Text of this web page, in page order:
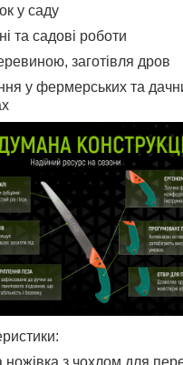
у саду
та садові роботи
заготівля дров
у фермерських та